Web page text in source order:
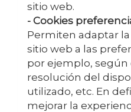
sitio web.
- Cookies
Permiten adaptar
sitio web a las
por ejemplo, según
resolución del
utilizado, etc. En
mejorar la